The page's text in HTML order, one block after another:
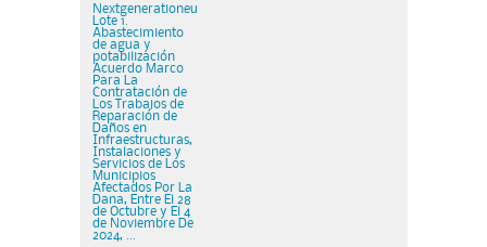
Nextgenerationeu
Lote 1.
Abastecimiento
de agua y
potabilización
Acuerdo Marco
Para La
Contratación de
Los Trabajos de
Reparación de
Daños en
Infraestructuras,
Instalaciones y
Servicios de Los
Municipios
Afectados Por La
Dana, Entre El 28
de Octubre y El 4
de Noviembre De
2024, ...